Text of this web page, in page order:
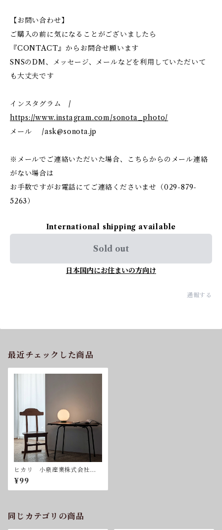
【お問い合わせ】
ご購入の前に気になることがございましたら
『CONTACT』からお問合せ願います
SNSのDM、メッセージ、メールなどを利用していただいて
も大丈夫です
インスタグラム /
https://www.instagram.com/sonota_photo/
メール /ask@sonota.jp
※メールでご連絡いただいた場合、こちらからのメール連絡
がない場合は
お手数ですがお電話にてご連絡くださいませ（029-879-
5263）
International shipping available
Sold out
日本国内にお住まいの方向け
通報する
最近チェックした商品
ヒカリ 小泉産業株式会社
ヴィンテージ テーブルラン
プ
¥99
同じカテゴリの商品